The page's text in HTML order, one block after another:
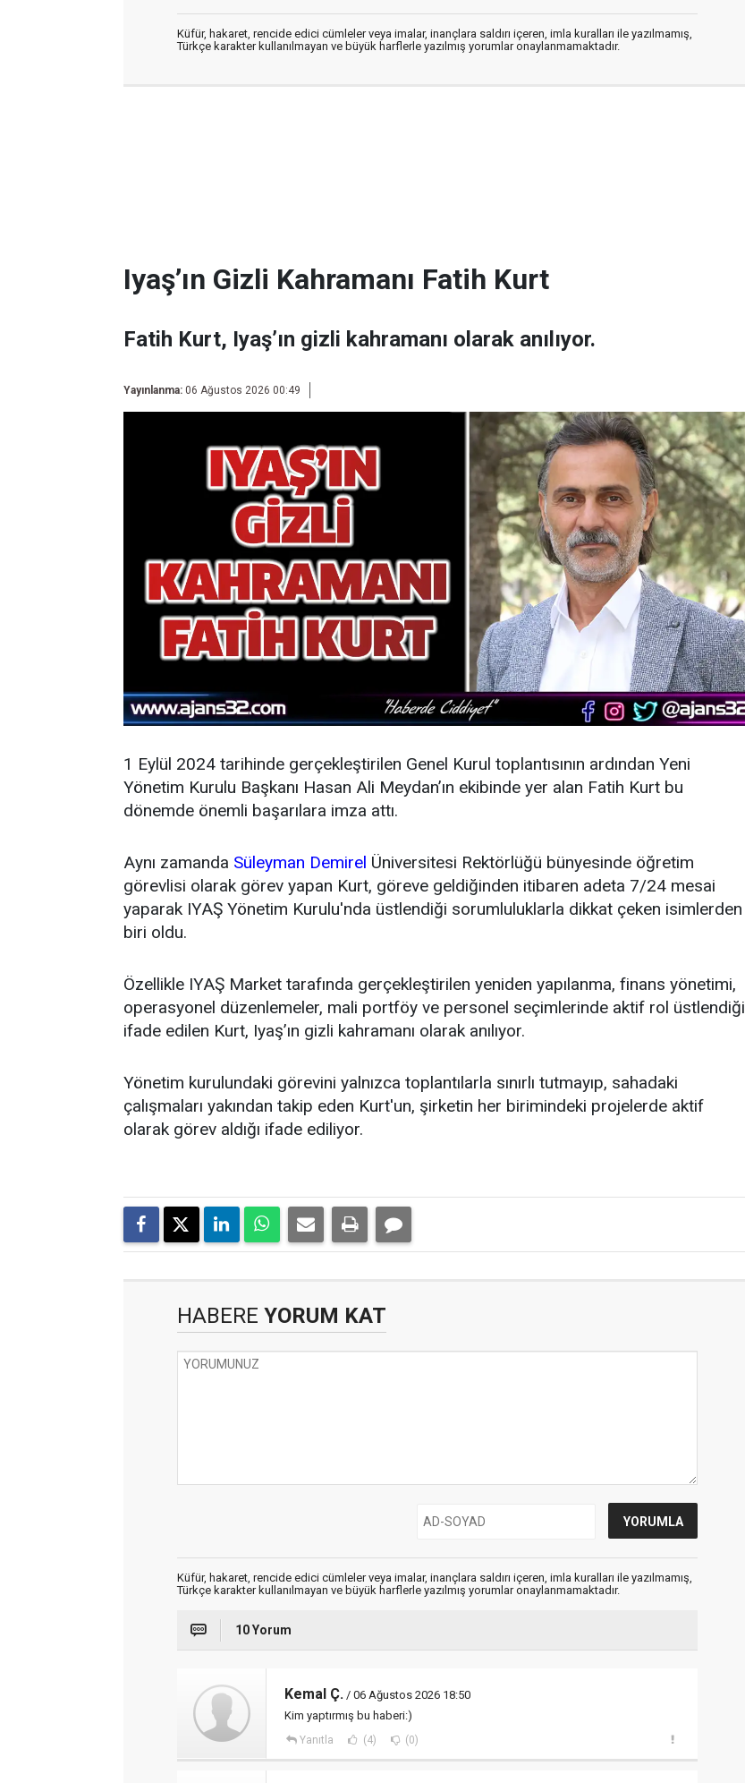
Küfür, hakaret, rencide edici cümleler veya imalar, inançlara saldırı içeren, imla kuralları ile yazılmamış,
Türkçe karakter kullanılmayan ve büyük harflerle yazılmış yorumlar onaylanmamaktadır.
Iyaş’ın Gizli Kahramanı Fatih Kurt
Fatih Kurt, Iyaş’ın gizli kahramanı olarak anılıyor.
Yayınlanma: 06 Ağustos 2026 00:49
1 Eylül 2024 tarihinde gerçekleştirilen Genel Kurul toplantısının ardından Yeni
Yönetim Kurulu Başkanı Hasan Ali Meydan’ın ekibinde yer alan Fatih Kurt bu
dönemde önemli başarılara imza attı.
Aynı zamanda Süleyman Demirel Üniversitesi Rektörlüğü bünyesinde öğretim
görevlisi olarak görev yapan Kurt, göreve geldiğinden itibaren adeta 7/24 mesai
yaparak IYAŞ Yönetim Kurulu'nda üstlendiği sorumluluklarla dikkat çeken isimlerden
biri oldu.
Özellikle IYAŞ Market tarafında gerçekleştirilen yeniden yapılanma, finans yönetimi,
operasyonel düzenlemeler, mali portföy ve personel seçimlerinde aktif rol üstlendiği
ifade edilen Kurt, Iyaş’ın gizli kahramanı olarak anılıyor.
Yönetim kurulundaki görevini yalnızca toplantılarla sınırlı tutmayıp, sahadaki
çalışmaları yakından takip eden Kurt'un, şirketin her birimindeki projelerde aktif
olarak görev aldığı ifade ediliyor.
HABERE YORUM KAT
Küfür, hakaret, rencide edici cümleler veya imalar, inançlara saldırı içeren, imla kuralları ile yazılmamış,
Türkçe karakter kullanılmayan ve büyük harflerle yazılmış yorumlar onaylanmamaktadır.
10 Yorum
Kemal Ç. / 06 Ağustos 2026 18:50
Kim yaptırmış bu haberi:)
Yanıtla (4) (0)